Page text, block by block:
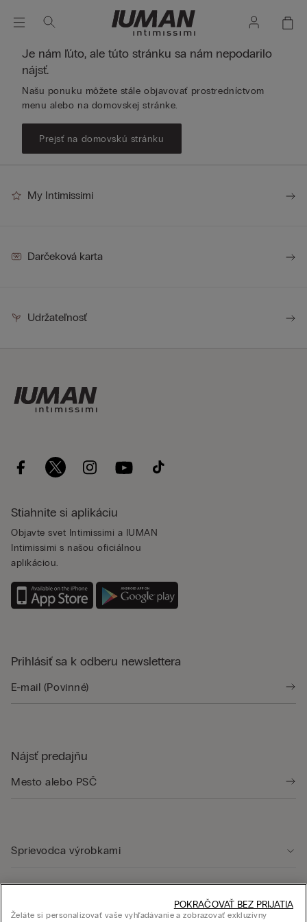
Je nám ľúto, ale túto stránku sa nám nepodarilo
nájsť.
Našu ponuku môžete stále objavovať prostredníctvom
menu alebo na domovskej stránke.
Prejsť na domovskú stránku
My Intimissimi
Darčeková karta
Udržateľnosť
Stiahnite si aplikáciu
Objavte svet Intimissimi a IUMAN
Intimissimi s našou oficiálnou
aplikáciou.
Prihlásiť sa k odberu newslettera
Nájsť predajňu
Sprievodca výrobkami
Želáte si personalizovať vaše vyhľadávanie a zobrazovať exkluzívny
POKRAČOVAŤ BEZ PRIJATIA